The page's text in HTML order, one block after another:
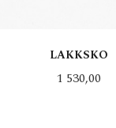
LAKKSKO
Pris
1 530,00